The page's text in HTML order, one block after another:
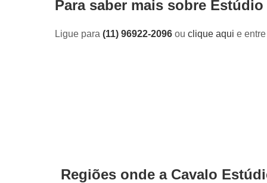
Para saber mais sobre
Ligue para (11) 96922-2096 ou clique aqui e
Regiões onde a Cavalo